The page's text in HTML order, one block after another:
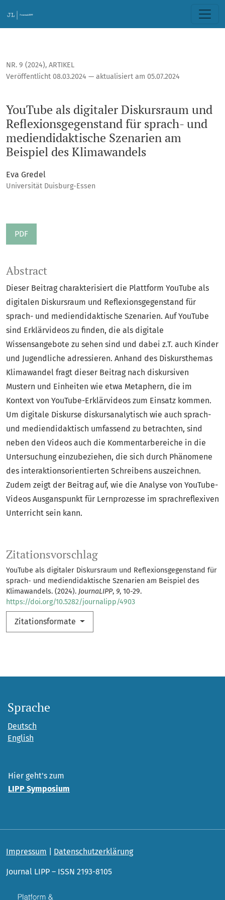
NR. 9 (2024), ARTIKEL
YouTube als digitaler Diskursraum und
Reflexionsgegenstand für sprach- und
mediendidaktische Szenarien am
Beispiel des Klimawandels
Veröffentlicht 08.03.2024 — aktualisiert am 05.07.2024
Eva Gredel
Universität Duisburg-Essen
PDF
Zitationsvorschlag
YouTube als digitaler Diskursraum und Reflexionsgegenstand für
sprach- und mediendidaktische Szenarien am Beispiel des
Klimawandels. (2024). JournaLIPP, 9, 10-29.
https://doi.org/10.5282/journalipp/4903
Zitationsformate
Abstract
Dieser Beitrag charakterisiert die Plattform YouTube als
digitalen Diskursraum und Reflexionsgegenstand für
sprach- und mediendidaktische Szenarien. Auf YouTube
sind Erklärvideos zu finden, die als digitale
Wissensangebote zu sehen sind und dabei z.T. auch Kinder
und Jugendliche adressieren. Anhand des Diskursthemas
Klimawandel fragt dieser Beitrag nach diskursiven
Mustern und Einheiten wie etwa Metaphern, die im
Kontext von YouTube-Erklärvideos zum Einsatz kommen.
Um digitale Diskurse diskursanalytisch wie auch sprach-
und mediendidaktisch umfassend zu betrachten, sind
neben den Videos auch die Kommentarbereiche in die
Untersuchung einzubeziehen, die sich durch Phänomene
des interaktionsorientierten Schreibens auszeichnen.
Zudem zeigt der Beitrag auf, wie die Analyse von YouTube-
Videos Ausganspunkt für Lernprozesse im sprachreflexiven
Unterricht sein kann.
Sprache
Deutsch
English
Hier geht's zum
LIPP Symposium
Impressum Datenschutzerklärung
Journal LIPP – ISSN 2193-8105